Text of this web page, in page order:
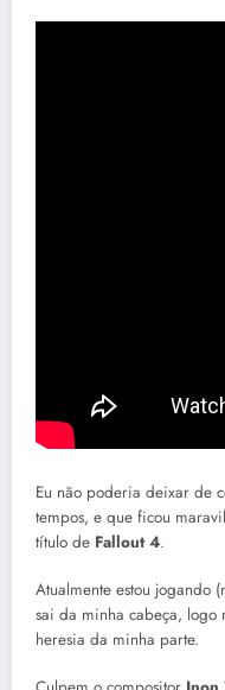
Eu não poderia deixar de
tempos, e que ficou
título de Fallout 4.
Atualmente estou jogando
sai da minha cabeça, logo
heresia da minha parte.